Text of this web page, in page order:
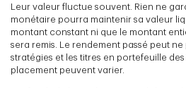
Leur valeur fluctue souvent. Rien ne
monétaire pourra maintenir sa valeur
montant constant ni que le montant
sera remis. Le rendement passé peut
stratégies et les titres en portefeuille
placement peuvent varier.